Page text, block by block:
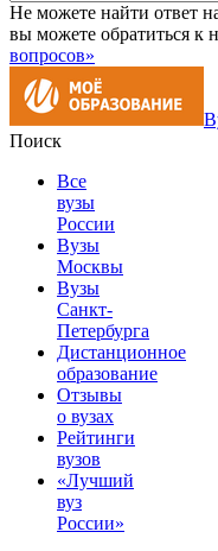
Не можете найти ответ
вы можете обратиться к
вопросов»
Поиск
Все
вузы
России
Вузы
Москвы
Вузы
Санкт-
Петербурга
Дистанционное
образование
Отзывы
о вузах
Рейтинги
вузов
«Лучший
вуз
России»